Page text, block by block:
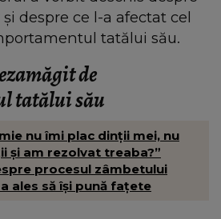
despre ce l-a afectat cel
tatălui său.
de
tatălui său
nu îmi plac dinții mei, nu
și am rezolvat treaba?”
procesul zâmbetului
ales să își pună fațete